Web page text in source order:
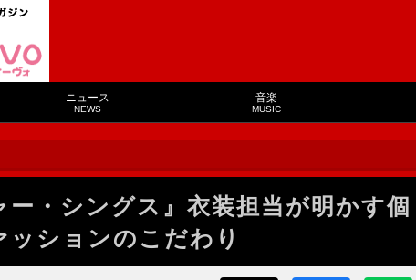
ニュース
NEWS
音楽
MUSIC
ー・シングス』衣装担当が明かす個
ッションのこだわり